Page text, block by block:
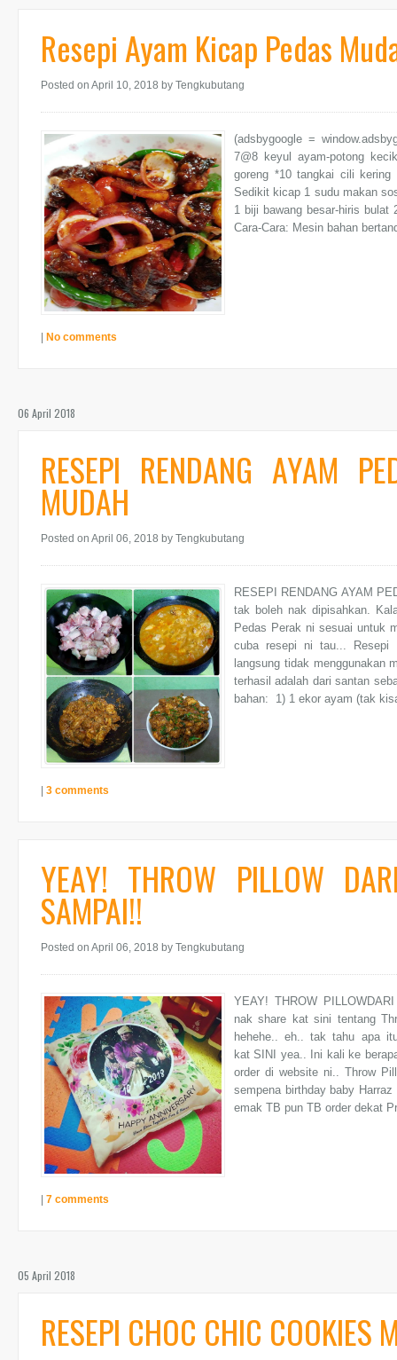
Resepi Ayam Kicap Pedas
Posted on April 10, 2018 by Tengkubutang
(adsbygoogle =
7@8 keyul ayam-potong
goreng *10 tangkai cili
Sedikit kicap 1 sudu makan
1 biji bawang besar-hiris
Cara-Cara: Mesin bahan
| No comments
06 April 2018
RESEPI RENDANG AYAM
MUDAH
Posted on April 06, 2018 by Tengkubutang
RESEPI RENDANG AYAM
tak boleh nak dipisahkan.
Pedas Perak ni sesuai untuk
cuba resepi ni tau... Resepi
langsung tidak menggunakan
terhasil adalah dari santan
bahan: 1) 1 ekor ayam (tak
| 3 comments
YEAY! THROW PILLOW
SAMPAI!!
Posted on April 06, 2018 by Tengkubutang
YEAY! THROW
nak share kat sini tentang
hehehe.. eh.. tak tahu apa
kat SINI yea.. Ini kali ke
order di website ni.. Throw
sempena birthday baby
emak TB pun TB order dekat
| 7 comments
05 April 2018
RESEPI CHOC CHIC COOKIES